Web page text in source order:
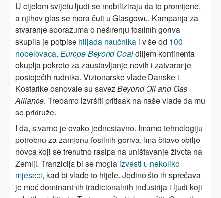
U cijelom svijetu ljudi se mobiliziraju da to promijene,
a njihov glas se mora čuti u Glasgowu. Kampanja za
stvaranje sporazuma o neširenju fosilnih goriva
skupila je potpise hiljada naučnika i više od 100
nobelovaca. Europe Beyond Coaldiljem kontinenta
okuplja pokrete za zaustavljanje novih i zatvaranje
postojećih rudnika. Vizionarske vlade Danske i
Kostarike osnovale su savezBeyond Oil and Gas
Alliance. Trebamo izvršiti pritisak na naše vlade da mu
se pridruže.
I da, stvarno je ovako jednostavno. Imamo tehnologiju
potrebnu za zamjenu fosilnih goriva. Ima čitavo obilje
novca koji se trenutno rasipa na uništavanje života na
Zemlji. Tranzicija bi se mogla izvesti u nekoliko
mjeseci, kad bi vlade to htjele. Jedino što ih sprečava
je moć dominantnih tradicionalnih industrija i ljudi koji